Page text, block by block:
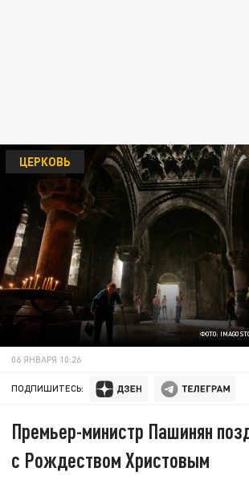
ФОТО: IMAGO
ЦЕРКОВЬ
06 ЯНВАРЯ 10:26
ПОДПИШИТЕСЬ:
Премьер-министр Пашинян
с Рождеством Христовым